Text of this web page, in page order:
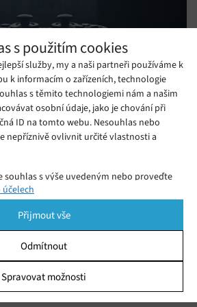
s použitím cookies
služby, my a naši partneři používáme k
k informacím o zařízeních, technologie
s těmito technologiemi nám a našim
osobní údaje, jako je chování při
ID na tomto webu. Nesouhlas nebo
nepříznivě ovlivnit určité vlastnosti a
souhlas s výše uvedeným nebo proveďte
volby budou použity pouze na tomto
cookies nebo kliknutím na tlačítko
části obrazovky.
k informacím v zařízení, Porozumění
statistik nebo kombinací údajů z
účelech
Přijmout vše
Odmítnout
Spravovat možnosti
konzole PlayStation 5
Vyjde o Vánocích,
vydala zprávu o hospodářských
čtvrtletí, v ní jsme se kromě prodejních
OnePlus 8 Pro byl podroben testu
odolnosti, vedl si skutečně dobře